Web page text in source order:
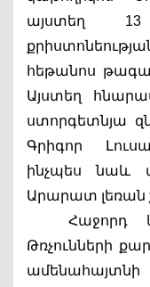
այստեղ
հեթանոս
Այստեղ
ստորգետնյա
Գրիգոր
ինչպես նաև
Արարատ լեռան
Հաջորդ
Թռչունների